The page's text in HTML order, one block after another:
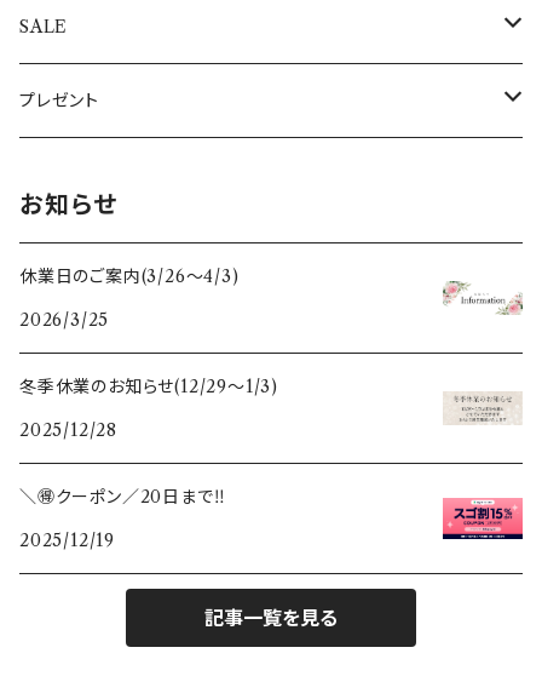
キャンドル
キャンドルスタンド
ぬいぐるみ
トントゥドール
クリスマスカード
オーナメントスタンド
イルミネーションライト
フォトフレーム・写真立て
鏡
ガラスベース(花瓶、燭台)
カレンダー
敷き物
日本
ドイツ
スペイン
ポーランド
スウェーデン
エッグホルダー
ミニカップ
全てのアクセサリー
ぽれぽれコモノ
クリスマスぽれぽれ動物
シロクマ親子
おとぎの森のくま
干支セット
すべての木のぬくもり雑貨
置物・オブジェ
すべてのお正月飾り
SALE
アウトレット
プレゼント
お知らせ
休業日のご案内(3/26〜4/3)
2026/3/25
冬季休業のお知らせ(12/29〜1/3)
2025/12/28
＼🉐クーポン／20日まで‼️
2025/12/19
記事一覧を見る